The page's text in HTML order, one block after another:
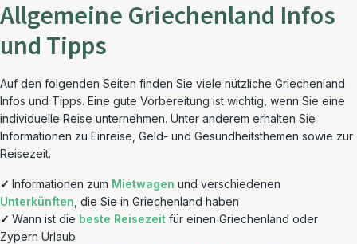
Allgemeine Griechenland Infos
und Tipps
Auf den folgenden Seiten finden Sie viele nützliche Griechenland
Infos und Tipps. Eine gute Vorbereitung ist wichtig, wenn Sie eine
individuelle Reise unternehmen. Unter anderem erhalten Sie
Informationen zu Einreise, Geld- und Gesundheitsthemen sowie zur
Reisezeit.
✓ Informationen zum Mietwagen und verschiedenen
Unterkünften , die Sie in Griechenland haben
✓ Wann ist die beste Reisezeit für einen Griechenland oder
Zypern Urlaub